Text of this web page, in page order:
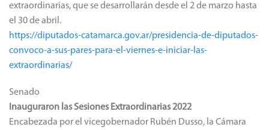
extraordinarias, que se desarrollarán desde el 2 de marzo hasta
el 30 de abril.
https://diputados-catamarca.gov.ar/presidencia-de-diputados-
convoco-a-sus-pares-para-el-viernes-e-iniciar-las-
extraordinarias/
Senado
Inauguraron las Sesiones Extraordinarias 2022
Encabezada por el vicegobernador Rubén Dusso, la Cámara